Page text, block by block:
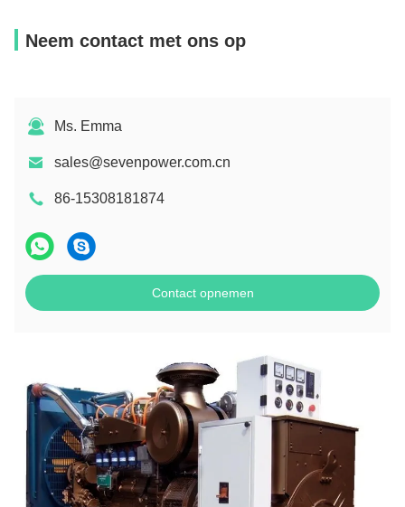
Neem contact met ons op
Ms. Emma
sales@sevenpower.com.cn
86-15308181874
Contact opnemen